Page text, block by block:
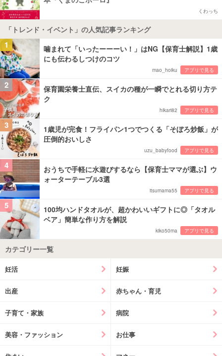
くわっち
「トレンド・イベント」の人気記事ランキング
1
噛まれて「いったーーーい！」はNG【保育士解説】1歳
にも伝わるしつけのコツ
mao_hoiku アプリで見る
2
保育園栄養士直伝、スイカの種が一瞬でとれる切り方テ
ク
hikari82 アプリで見る
3
1歳児が完食！フライパン1つでつくる「そぼろ炒飯」が
圧倒的おいしさ
uzu_babyfood アプリで見る
4
おうちで手軽に水遊びするなら【保育士ママが選ぶ】ウ
ォーターテーブル3選
itsumama55 アプリで見る
5
100均ハンドタオルが、超かわいいギフトに◎「タオル
ベア」簡単な作り方を解説
kiko50ma アプリで見る
カテゴリー一覧
妊活 妊娠
出産 赤ちゃん・育児
子育て・家族 病院
美容・ファッション お仕事